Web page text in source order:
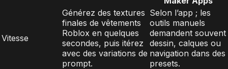
Vitesse
Générez des textures
finales de vêtements
Roblox en quelques
secondes, puis itérez
avec des variations de
prompt.
Selon l’app ; les
outils manuels
demandent souvent
dessin, calques ou
navigation dans des
presets.